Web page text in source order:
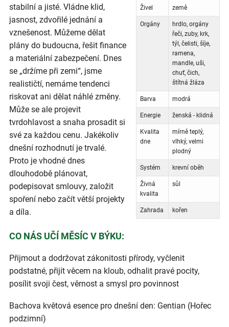
Živel země
Orgány
hrdlo, orgány
řeči, zuby, krk,
týl, čelisti, šíje,
ramena,
mandle, uši,
chuť, čich,
štítná žláza
Barva modrá
Energie ženská - klidná
Kvalita
dne
mírně teplý,
vlhký, velmi
plodný
Systém krevní oběh
Živná
kvalita
sůl
Zahrada kořen
stabilní a jisté. Vládne klid,
jasnost, zdvořilé jednání a
vznešenost. Můžeme dělat
plány do budoucna, řešit finance
a materiální zabezpečení. Dnes
se „držíme při zemi“, jsme
realističtí, nemáme tendenci
riskovat ani dělat náhlé změny.
Může se ale projevit
tvrdohlavost a snaha prosadit si
své za každou cenu. Jakékoliv
dnešní rozhodnutí je trvalé.
Proto je vhodné dnes
dlouhodobě plánovat,
podepisovat smlouvy, založit
spoření nebo začít větší projekty
a díla.
CO NÁS UČÍ MĚSÍC V BÝKU:
Přijmout a dodržovat zákonitosti přírody, vyčlenit
podstatné, přijít věcem na kloub, odhalit pravé pocity,
posílit svoji čest, věrnost a smysl pro povinnost
Bachova květová esence pro dnešní den: Gentian (Hořec
podzimní)